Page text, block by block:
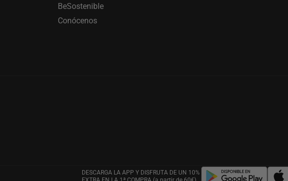
BeSostenible
Conócenos
DESCARGA LA APP Y DISFRUTA DE UN 10%